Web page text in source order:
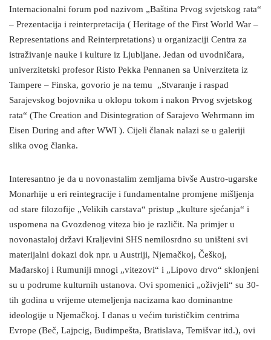
Internacionalni forum pod nazivom „Baština Prvog svjetskog rata“
– Prezentacija i reinterpretacija ( Heritage of the First World War –
Representations and Reinterpretations) u organizaciji Centra za
istraživanje nauke i kulture iz Ljubljane. Jedan od uvodničara,
univerzitetski profesor Risto Pekka Pennanen sa Univerziteta iz
Tampere – Finska, govorio je na temu „Stvaranje i raspad
Sarajevskog bojovnika u oklopu tokom i nakon Prvog svjetskog
rata“ (The Creation and Disintegration of Sarajevo Wehrmann im
Eisen During and after WWI ). Cijeli članak nalazi se u galeriji
slika ovog članka.
Interesantno je da u novonastalim zemljama bivše Austro-ugarske
Monarhije u eri reintegracije i fundamentalne promjene mišljenja
od stare filozofije „Velikih carstava“ pristup „kulture sjećanja“ i
uspomena na Gvozdenog viteza bio je različit. Na primjer u
novonastaloj državi Kraljevini SHS nemilosrdno su uništeni svi
materijalni dokazi dok npr. u Austriji, Njemačkoj, Češkoj,
Mađarskoj i Rumuniji mnogi „vitezovi“ i „Lipovo drvo“ sklonjeni
su u podrume kulturnih ustanova. Ovi spomenici „oživjeli“ su 30-
tih godina u vrijeme utemeljenja nacizama kao dominantne
ideologije u Njemačkoj. I danas u većim turističkim centrima
Evrope (Beč, Lajpcig, Budimpešta, Bratislava, Temišvar itd.), ovi